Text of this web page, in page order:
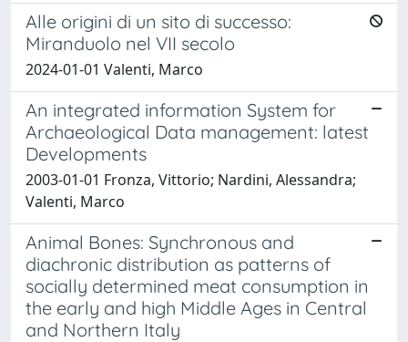
Alle origini di un sito di successo:
Miranduolo nel VII secolo
2024-01-01 Valenti, Marco
An integrated information System for
Archaeological Data management: latest
Developments
2003-01-01 Fronza, Vittorio; Nardini, Alessandra;
Valenti, Marco
Animal Bones: Synchronous and
diachronic distribution as patterns of
socially determined meat consumption in
the early and high Middle Ages in Central
and Northern Italy